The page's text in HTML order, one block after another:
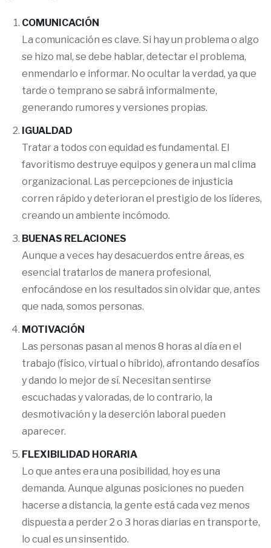
COMUNICACIÓN
La comunicación es clave. Si hay un problema o algo
se hizo mal, se debe hablar, detectar el problema,
enmendarlo e informar. No ocultar la verdad, ya que
tarde o temprano se sabrá informalmente,
generando rumores y versiones propias.
IGUALDAD
Tratar a todos con equidad es fundamental. El
favoritismo destruye equipos y genera un mal clima
organizacional. Las percepciones de injusticia
corren rápido y deterioran el prestigio de los líderes,
creando un ambiente incómodo.
BUENAS RELACIONES
Aunque a veces hay desacuerdos entre áreas, es
esencial tratarlos de manera profesional,
enfocándose en los resultados sin olvidar que, antes
que nada, somos personas.
MOTIVACIÓN
Las personas pasan al menos 8 horas al día en el
trabajo (físico, virtual o híbrido), afrontando desafíos
y dando lo mejor de sí. Necesitan sentirse
escuchadas y valoradas, de lo contrario, la
desmotivación y la deserción laboral pueden
aparecer.
FLEXIBILIDAD HORARIA
Lo que antes era una posibilidad, hoy es una
demanda. Aunque algunas posiciones no pueden
hacerse a distancia, la gente está cada vez menos
dispuesta a perder 2 o 3 horas diarias en transporte,
lo cual es un sinsentido.